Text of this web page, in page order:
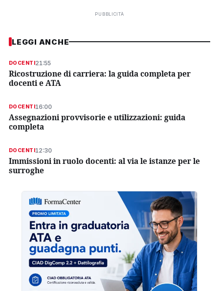
PUBBLICITÀ
LEGGI ANCHE
DOCENTI21:55
Ricostruzione di carriera: la guida completa per
docenti e ATA
DOCENTI16:00
Assegnazioni provvisorie e utilizzazioni: guida
completa
DOCENTI12:30
Immissioni in ruolo docenti: al via le istanze per le
surroghe